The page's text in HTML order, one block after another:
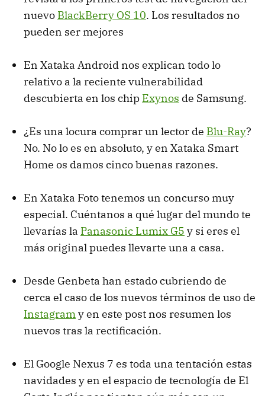
nuevo BlackBerry OS 10. Los resultados no
pueden ser mejores
En Xataka Android nos explican todo lo
relativo a la reciente vulnerabilidad
descubierta en los chip Exynos de Samsung.
¿Es una locura comprar un lector de Blu-Ray?
No. No lo es en absoluto, y en Xataka Smart
Home os damos cinco buenas razones.
En Xataka Foto tenemos un concurso muy
especial. Cuéntanos a qué lugar del mundo te
llevarías la Panasonic Lumix G5 y si eres el
más original puedes llevarte una a casa.
Desde Genbeta han estado cubriendo de
cerca el caso de los nuevos términos de uso de
Instagram y en este post nos resumen los
nuevos tras la rectificación.
El Google Nexus 7 es toda una tentación estas
navidades y en el espacio de tecnología de El